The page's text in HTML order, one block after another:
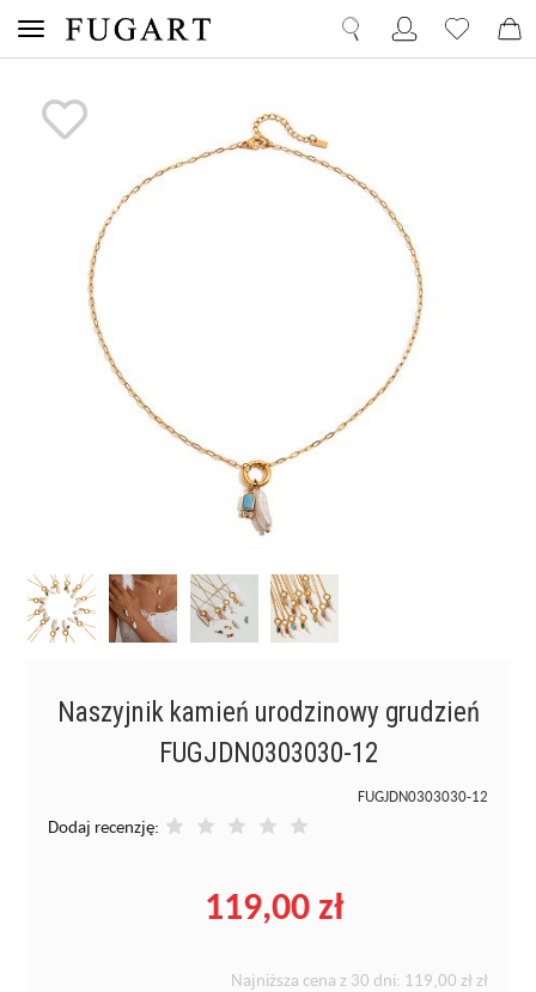
Naszyjnik kamień urodzinowy grudzień
FUGJDN0303030-12
FUGJDN0303030-12
Dodaj recenzję:
119,00 zł
Najniższa cena z 30 dni: 119,00 zł zł